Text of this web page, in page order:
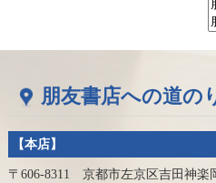
朋友書店への道の
【本店】
〒606-8311 京都市左京区吉田神楽